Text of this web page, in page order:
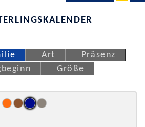
Art
Präsenz
Größe